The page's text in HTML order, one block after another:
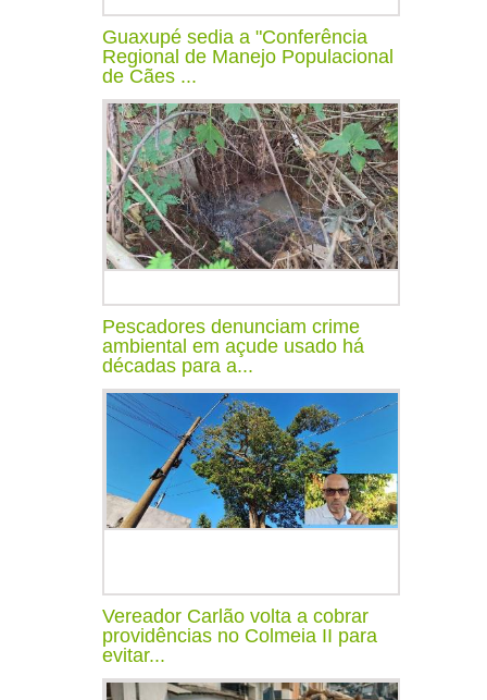
Guaxupé sedia a "Conferência
Regional de Manejo Populacional
de Cães ...
Pescadores denunciam crime
ambiental em açude usado há
décadas para a...
Vereador Carlão volta a cobrar
providências no Colmeia II para
evitar...